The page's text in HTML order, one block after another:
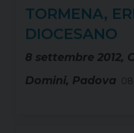
TORMENA,
DIOCESANO
8 settembre 2012,
Domini, Padova